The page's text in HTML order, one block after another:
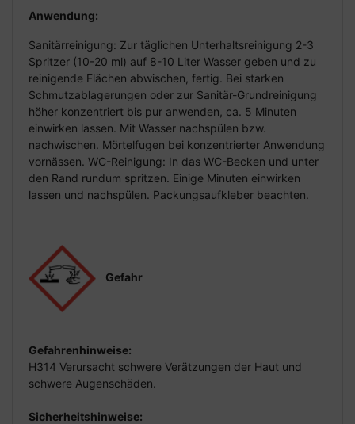
Anwendung:
Sanitärreinigung: Zur täglichen Unterhaltsreinigung 2-3
Spritzer (10-20 ml) auf 8-10 Liter Wasser geben und zu
reinigende Flächen abwischen, fertig. Bei starken
Schmutzablagerungen oder zur Sanitär-Grundreinigung
höher konzentriert bis pur anwenden, ca. 5 Minuten
einwirken lassen. Mit Wasser nachspülen bzw.
nachwischen. Mörtelfugen bei konzentrierter Anwendung
vornässen. WC-Reinigung: In das WC-Becken und unter
den Rand rundum spritzen. Einige Minuten einwirken
lassen und nachspülen. Packungsaufkleber beachten.
Gefahr
Gefahrenhinweise:
H314 Verursacht schwere Verätzungen der Haut und
schwere Augenschäden.
Sicherheitshinweise: